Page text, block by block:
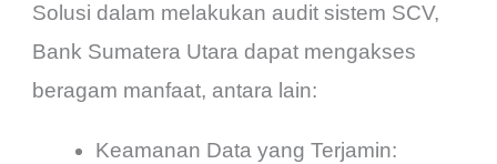
Solusi dalam melakukan audit sistem SCV,
Bank Sumatera Utara dapat mengakses
beragam manfaat, antara lain:
Keamanan Data yang Terjamin: